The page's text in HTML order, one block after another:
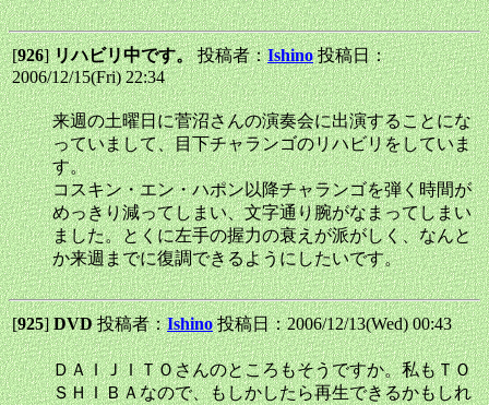
[926]リハビリ中です。投稿者：Ishino 投稿日：
2006/12/15(Fri) 22:34
来週の土曜日に菅沼さんの演奏会に出演することにな
っていまして、目下チャランゴのリハビリをしていま
す。
コスキン・エン・ハポン以降チャランゴを弾く時間が
めっきり減ってしまい、文字通り腕がなまってしまい
ました。とくに左手の握力の衰えが派がしく、なんと
か来週までに復調できるようにしたいです。
[925]DVD投稿者：Ishino 投稿日：2006/12/13(Wed) 00:43
ＤＡＩＪＩＴＯさんのところもそうですか。私もＴＯ
ＳＨＩＢＡなので、もしかしたら再生できるかもしれ